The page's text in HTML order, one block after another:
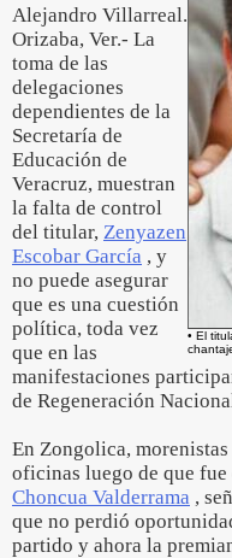
• El
Alejandro Villarreal.
Orizaba, Ver.- La
toma de las
delegaciones
dependientes de la
Secretaría de
Educación de
Veracruz, muestran
la falta de control
del titular, Zenyazen
Escobar García , y
no puede asegurar
que es una cuestión
política, toda vez
que en las
manifestaciones
de Regeneración
En Zongolica,
oficinas luego de que
Choncua Valderrama ,
que no perdió
partido y ahora la